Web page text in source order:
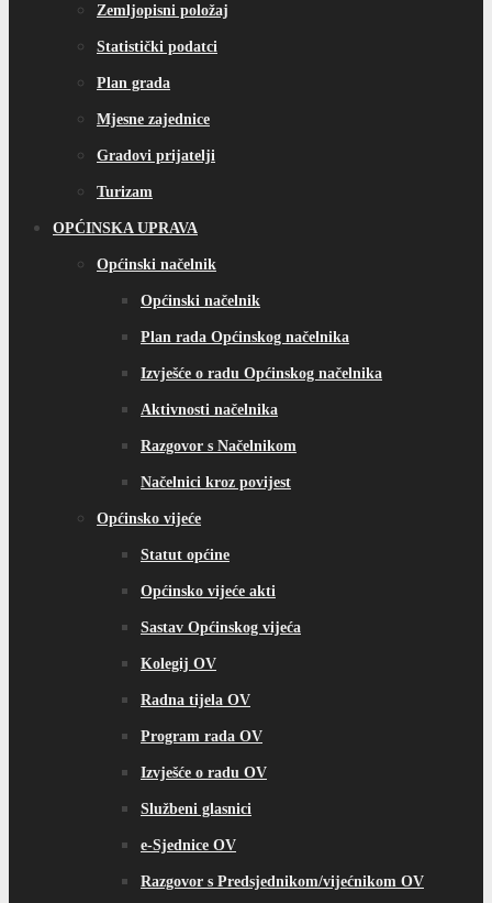
Zemljopisni položaj
Statistički podatci
Plan grada
Mjesne zajednice
Gradovi prijatelji
Turizam
OPĆINSKA UPRAVA
Općinski načelnik
Općinski načelnik
Plan rada Općinskog načelnika
Izvješće o radu Općinskog načelnika
Aktivnosti načelnika
Razgovor s Načelnikom
Načelnici kroz povijest
Općinsko vijeće
Statut općine
Općinsko vijeće akti
Sastav Općinskog vijeća
Kolegij OV
Radna tijela OV
Program rada OV
Izvješće o radu OV
Službeni glasnici
e-Sjednice OV
Razgovor s Predsjednikom/vijećnikom OV